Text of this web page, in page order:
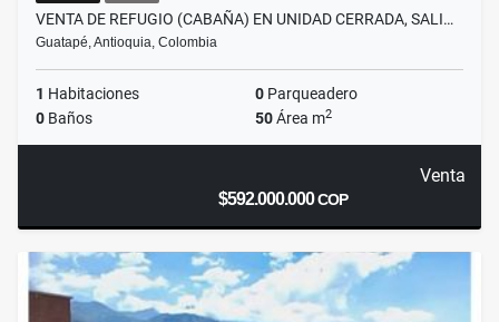
VENTA DE REFUGIO (CABAÑA) EN UNIDAD CERRADA, SALI…
Guatapé, Antioquia, Colombia
1 Habitaciones 0 Parqueadero
0 Baños 50Área m2
Venta
$592.000.000COP